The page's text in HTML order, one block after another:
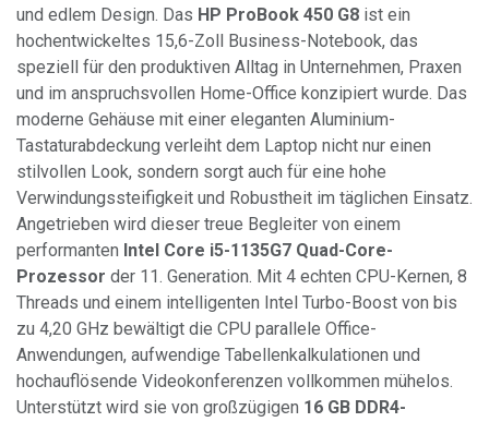
und edlem Design. Das HP ProBook 450 G8 ist ein
hochentwickeltes 15,6-Zoll Business-Notebook, das
speziell für den produktiven Alltag in Unternehmen, Praxen
und im anspruchsvollen Home-Office konzipiert wurde. Das
moderne Gehäuse mit einer eleganten Aluminium-
Tastaturabdeckung verleiht dem Laptop nicht nur einen
stilvollen Look, sondern sorgt auch für eine hohe
Verwindungssteifigkeit und Robustheit im täglichen Einsatz.
Angetrieben wird dieser treue Begleiter von einem
performanten Intel Core i5-1135G7 Quad-Core-
Prozessor der 11. Generation. Mit 4 echten CPU-Kernen, 8
Threads und einem intelligenten Intel Turbo-Boost von bis
zu 4,20 GHz bewältigt die CPU parallele Office-
Anwendungen, aufwendige Tabellenkalkulationen und
hochauflösende Videokonferenzen vollkommen mühelos.
Unterstützt wird sie von großzügigen 16 GB DDR4-